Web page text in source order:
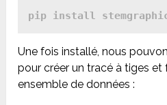
pip install
Une fois installé, nous
pour créer un tracé à tiges
ensemble de données :